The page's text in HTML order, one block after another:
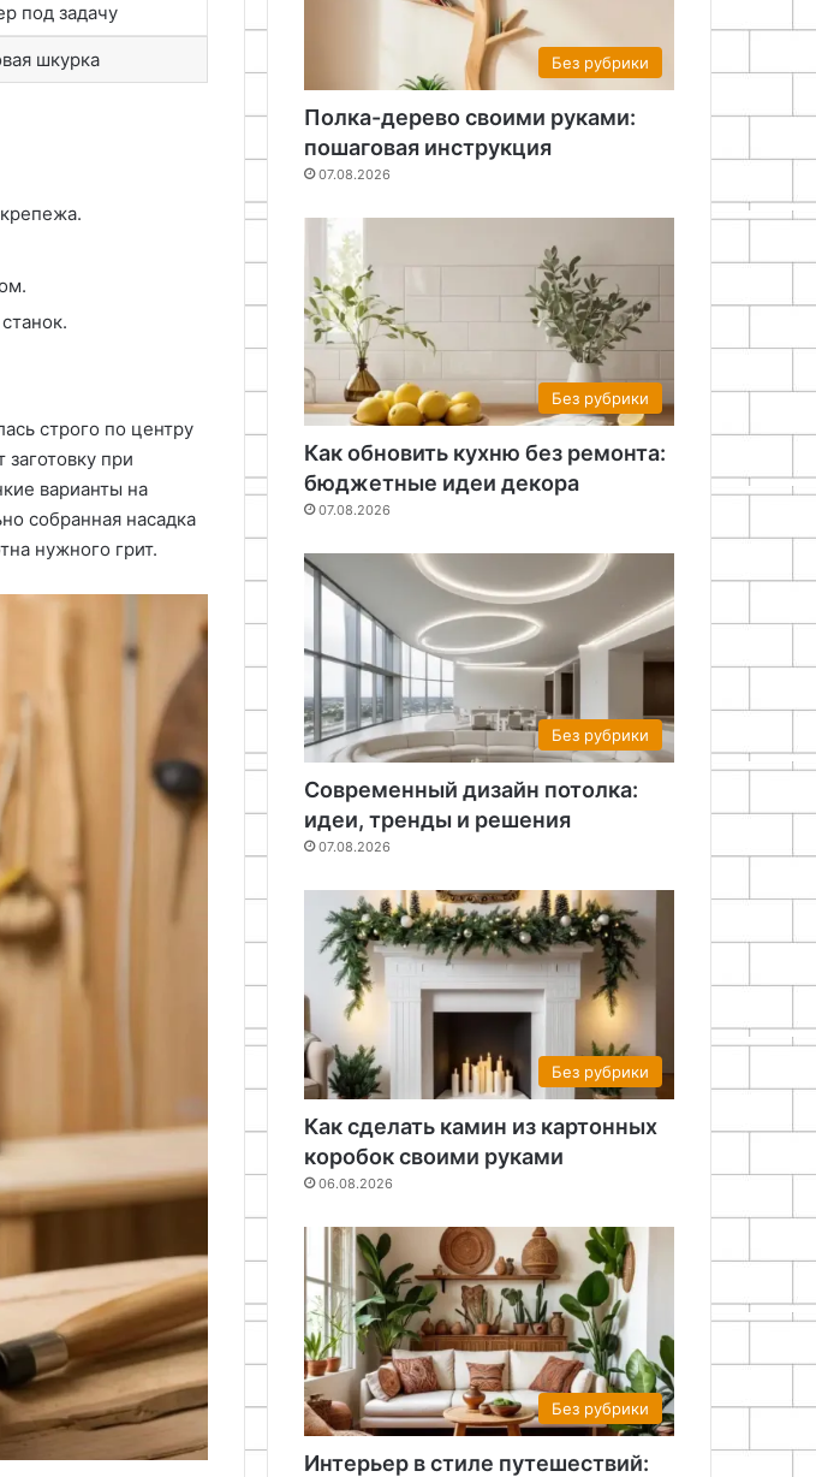
под задачу
шкурка
строго по центру
при
варианты на
собранная насадка
нужного грит.
Без рубрики
Полка-дерево своими руками:
пошаговая инструкция
07.08.2026
Без рубрики
Как обновить кухню без ремонта:
бюджетные идеи декора
07.08.2026
Без рубрики
Современный дизайн потолка:
идеи, тренды и решения
07.08.2026
Без рубрики
Как сделать камин из картонных
коробок своими руками
06.08.2026
Без рубрики
Интерьер в стиле путешествий: